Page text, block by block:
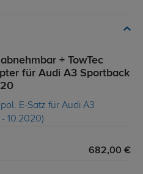
+ TowTec
für Audi A3 Sportback
682,00 €